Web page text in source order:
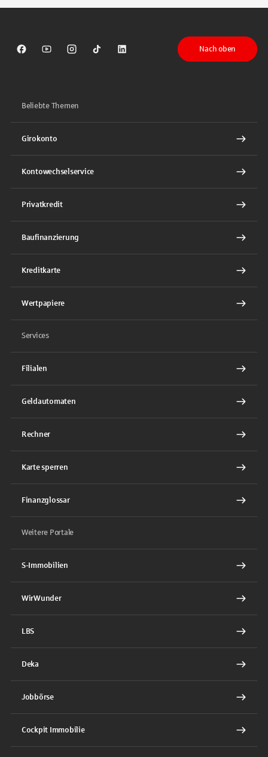
Sparkasse auf Facebook
Sparkasse auf Youtube
Sparkasse auf Instagram
Sparkasse auf TikTok
Sparkasse auf LinkedIn
Nach oben
Beliebte Themen
Girokonto
Kontowechselservice
Privatkredit
Baufinanzierung
Kreditkarte
Wertpapiere
Services
Filialen
Geldautomaten
Rechner
Karte sperren
Finanzglossar
Weitere Portale
S-Immobilien
WirWunder
LBS
Deka
Jobbörse
Cockpit Immobilie